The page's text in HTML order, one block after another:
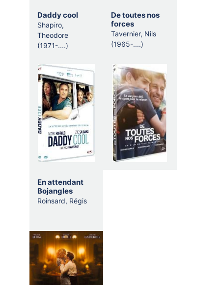
Daddy cool
Shapiro,
Theodore
(1971-....)
De toutes nos
forces
Tavernier, Nils
(1965-....)
En attendant
Bojangles
Roinsard, Régis